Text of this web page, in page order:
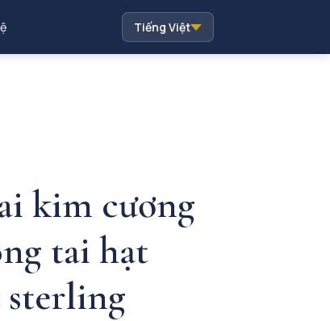
Tiếng Việt
kim cương
tai hạt
sterling